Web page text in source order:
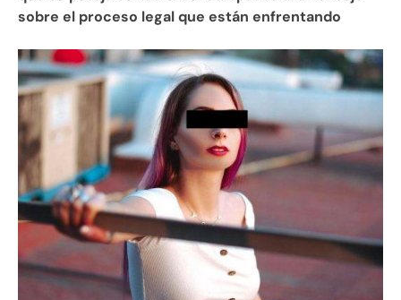
sobre el proceso legal que están enfrentando